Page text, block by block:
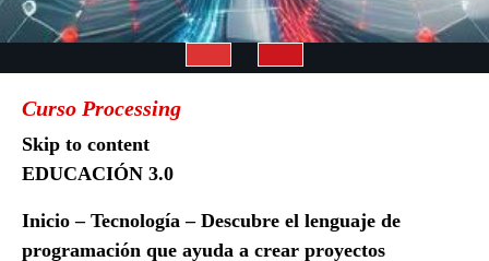
Curso Processing
Skip to content
EDUCACIÓN 3.0
Inicio – Tecnología – Descubre el lenguaje de
programación que ayuda a crear proyectos